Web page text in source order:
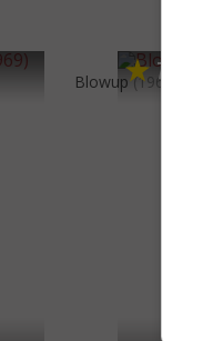
7
Blowup (1966)